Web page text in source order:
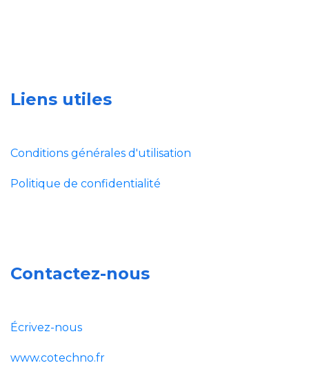
Liens utiles
Conditions générales d'utilisation
Politique de confidentialité
Contactez-nous
Écrivez-nous
www.cotechno.fr